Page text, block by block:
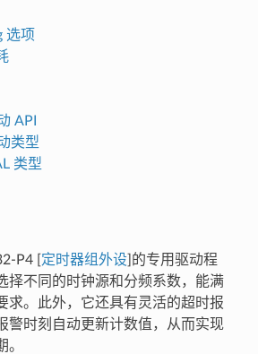
选项
API
类型
类型
P4 [ 定时器组外设]的专用驱动程
择不同的时钟源和分频系数，能满
求。此外，它还具有灵活的超时报
警时刻自动更新计数值，从而实现
。